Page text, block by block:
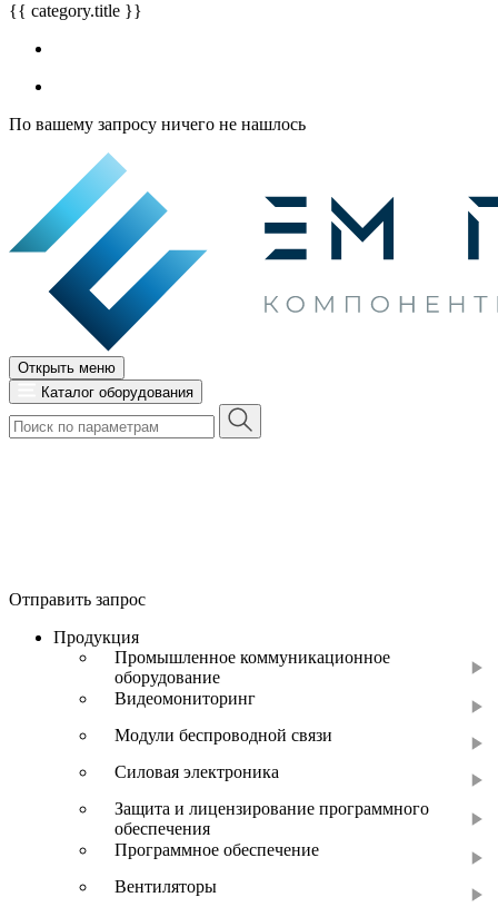
{{ category.title }}
По вашему запросу ничего не нашлось
Открыть меню
Каталог оборудования
Отправить запрос
Продукция
Промышленное коммуникационное
оборудование
Видеомониторинг
Модули беспроводной связи
Силовая электроника
Защита и лицензирование программного
обеспечения
Программное обеспечение
Вентиляторы